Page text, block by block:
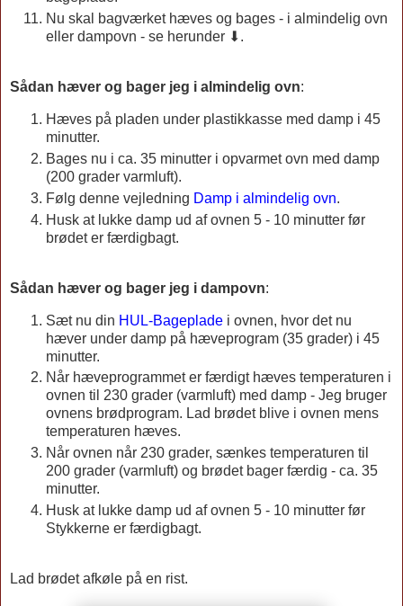
Nu skal bagværket hæves og bages - i almindelig ovn
eller dampovn - se herunder ⬇.
Sådan hæver og bager jeg i almindelig ovn:
Hæves på pladen under plastikkasse med damp i 45
minutter.
Bages nu i ca. 35 minutter i opvarmet ovn med damp
(200 grader varmluft).
Følg denne vejledning Damp i almindelig ovn.
Husk at lukke damp ud af ovnen 5 - 10 minutter før
brødet er færdigbagt.
Sådan hæver og bager jeg i dampovn:
Sæt nu din HUL-Bageplade i ovnen, hvor det nu
hæver under damp på hæveprogram (35 grader) i 45
minutter.
Når hæveprogrammet er færdigt hæves temperaturen i
ovnen til 230 grader (varmluft) med damp - Jeg bruger
ovnens brødprogram. Lad brødet blive i ovnen mens
temperaturen hæves.
Når ovnen når 230 grader, sænkes temperaturen til
200 grader (varmluft) og brødet bager færdig - ca. 35
minutter.
Husk at lukke damp ud af ovnen 5 - 10 minutter før
Stykkerne er færdigbagt.
Lad brødet afkøle på en rist.